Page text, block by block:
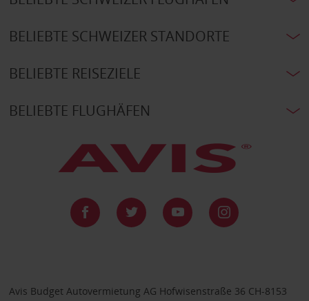
BELIEBTE SCHWEIZER STANDORTE
BELIEBTE REISEZIELE
BELIEBTE FLUGHÄFEN
Avis Budget Autovermietung AG Hofwisenstraße 36 CH-8153